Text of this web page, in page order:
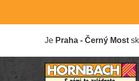
Je Praha - Černý Most